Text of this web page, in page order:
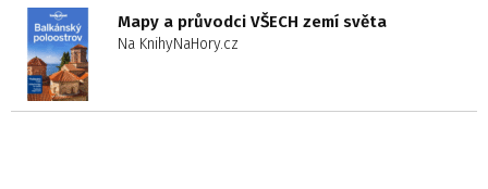
Mapy a průvodci VŠECH zemí světa
Na KnihyNaHory.cz